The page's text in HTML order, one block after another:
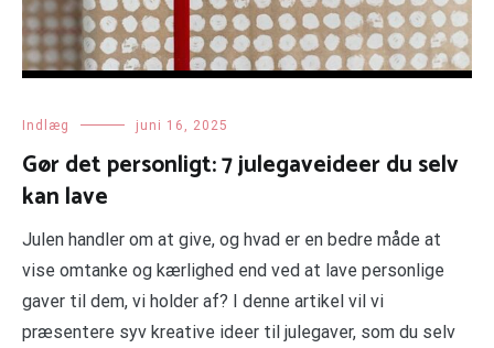
Indlæg juni 16, 2025
Gør det personligt: 7 julegaveideer du selv
kan lave
Julen handler om at give, og hvad er en bedre måde at
vise omtanke og kærlighed end ved at lave personlige
gaver til dem, vi holder af? I denne artikel vil vi
præsentere syv kreative ideer til julegaver, som du selv